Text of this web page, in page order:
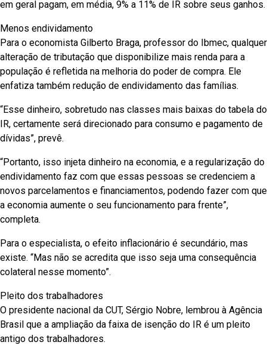
em geral pagam, em média, 9% a 11% de IR sobre seus ganhos.
Menos endividamento
Para o economista Gilberto Braga, professor do Ibmec, qualquer
alteração de tributação que disponibilize mais renda para a
população é refletida na melhoria do poder de compra. Ele
enfatiza também redução de endividamento das famílias.
“Esse dinheiro, sobretudo nas classes mais baixas do tabela do
IR, certamente será direcionado para consumo e pagamento de
dívidas”, prevê.
“Portanto, isso injeta dinheiro na economia, e a regularização do
endividamento faz com que essas pessoas se credenciem a
novos parcelamentos e financiamentos, podendo fazer com que
a economia aumente o seu funcionamento para frente”,
completa.
Para o especialista, o efeito inflacionário é secundário, mas
existe. “Mas não se acredita que isso seja uma consequência
colateral nesse momento”.
Pleito dos trabalhadores
O presidente nacional da CUT, Sérgio Nobre, lembrou à Agência
Brasil que a ampliação da faixa de isenção do IR é um pleito
antigo dos trabalhadores.